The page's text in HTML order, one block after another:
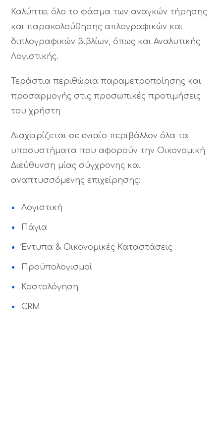
Καλύπτει όλο το φάσμα των αναγκών τήρησης
και παρακολούθησης απλογραφικών και
διπλογραφικών βιβλίων, όπως και Αναλυτικής
Λογιστικής.
Τεράστια περιθώρια παραμετροποίησης και
προσαρμογής στις προσωπικές προτιμήσεις
του χρήστη
Διαχειρίζεται σε ενιαίο περιβάλλον όλα τα
υποσυστήματα που αφορούν την Οικονομική
Διεύθυνση μίας σύγχρονης και
αναπτυσσόμενης επιχείρησης:
Λογιστική
Πάγια
Έντυπα & Οικονομικές Καταστάσεις
Προϋπολογισμοί
Κοστολόγηση
CRM